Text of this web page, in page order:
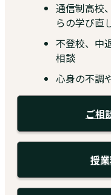
通信制高校
らの学び直
不登校、中
相談
心身の不調
ご相
授